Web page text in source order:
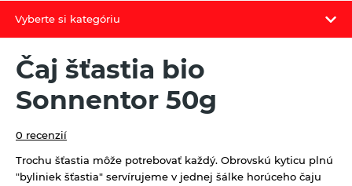
Vyberte si kategóriu
Biomila produkty
Letný Biomilatip 18% zľava
Fermato
Čaj šťastia bio
Sonnentor 50g
0 recenzií
Trochu šťastia môže potrebovať každý. Obrovskú kyticu plnú
"byliniek šťastia" servírujeme v jednej šálke horúceho čaju